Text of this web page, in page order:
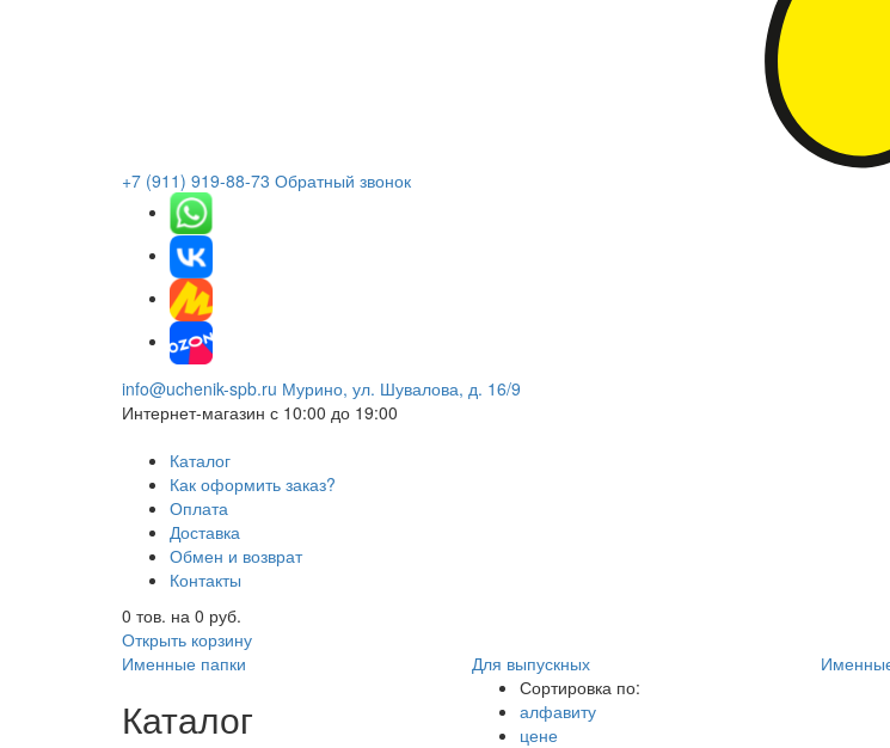
+7 (911) 919-88-73 Обратный звонок
info@uchenik-spb.ru Мурино, ул. Шувалова, д. 16/9
Интернет-магазин с 10:00 до 19:00
Каталог
Как оформить заказ?
Оплата
Доставка
Обмен и возврат
Контакты
0 тов. на 0 руб.
Открыть корзину
Именные папки
Для выпускных
Каталог
Сортировка по:
алфавиту
цене